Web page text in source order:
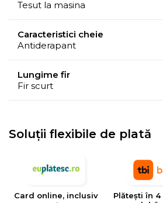
Tesut la masina
Caracteristici cheie
Antiderapant
Lungime fir
Fir scurt
Soluții flexibile de plată
Card online, inclusiv
Plătești în